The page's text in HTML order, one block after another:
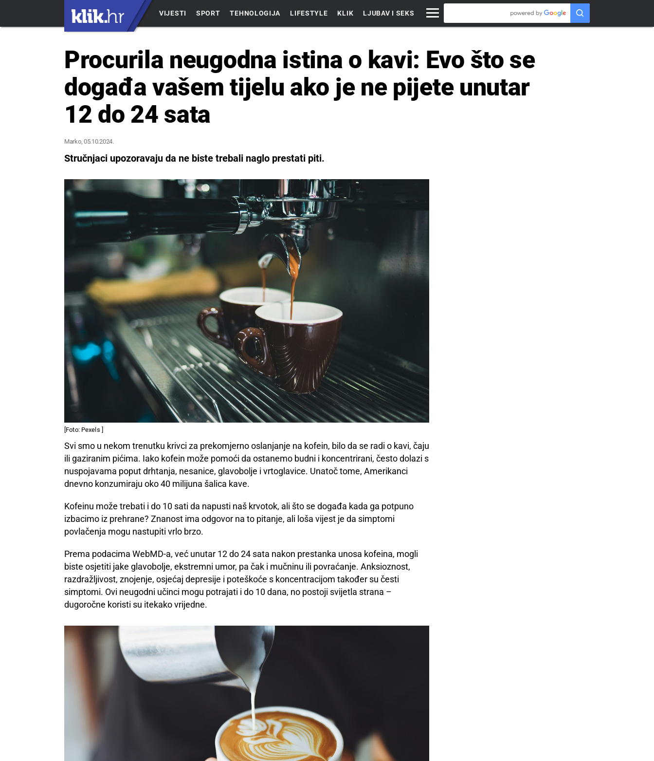
VIJESTI SPORT TEHNOLOGIJA LIFESTYLE KLIK LJUBAV I SEKS
Procurila neugodna istina o kavi: Evo što se
događa vašem tijelu ako je ne pijete unutar
12 do 24 sata
Marko, 05.10.2024.
Stručnjaci upozoravaju da ne biste trebali naglo prestati piti.
[Foto: Pexels ]
Svi smo u nekom trenutku krivci za prekomjerno oslanjanje na kofein, bilo da se radi o kavi, čaju
ili gaziranim pićima. Iako kofein može pomoći da ostanemo budni i koncentrirani, često dolazi s
nuspojavama poput drhtanja, nesanice, glavobolje i vrtoglavice. Unatoč tome, Amerikanci
dnevno konzumiraju oko 40 milijuna šalica kave.
Kofeinu može trebati i do 10 sati da napusti naš krvotok, ali što se događa kada ga potpuno
izbacimo iz prehrane? Znanost ima odgovor na to pitanje, ali loša vijest je da simptomi
povlačenja mogu nastupiti vrlo brzo.
Prema podacima WebMD-a, već unutar 12 do 24 sata nakon prestanka unosa kofeina, mogli
biste osjetiti jake glavobolje, ekstremni umor, pa čak i mučninu ili povraćanje. Anksioznost,
razdražljivost, znojenje, osjećaj depresije i poteškoće s koncentracijom također su česti
simptomi. Ovi neugodni učinci mogu potrajati i do 10 dana, no postoji svijetla strana –
dugoročne koristi su itekako vrijedne.